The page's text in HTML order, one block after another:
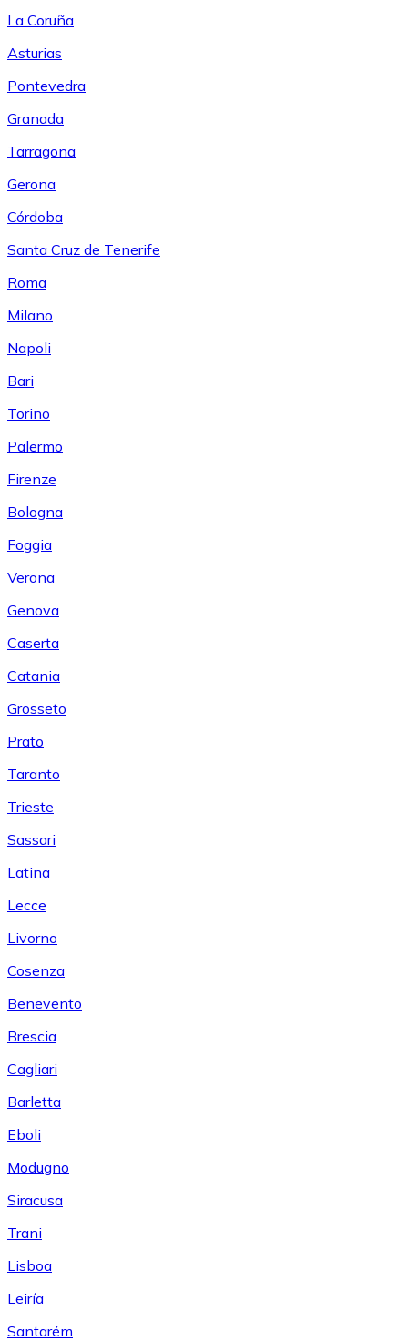
La Coruña
Asturias
Pontevedra
Granada
Tarragona
Gerona
Córdoba
Santa Cruz de Tenerife
Roma
Milano
Napoli
Bari
Torino
Palermo
Firenze
Bologna
Foggia
Verona
Genova
Caserta
Catania
Grosseto
Prato
Taranto
Trieste
Sassari
Latina
Lecce
Livorno
Cosenza
Benevento
Brescia
Cagliari
Barletta
Eboli
Modugno
Siracusa
Trani
Lisboa
Leiría
Santarém